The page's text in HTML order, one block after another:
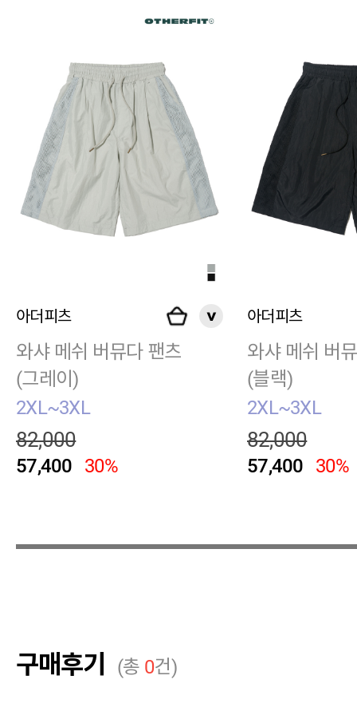
아더피츠
와샤 메쉬 버뮤다 팬츠
(그레이)
2XL~3XL
82,000
57,400 30%
아더피츠
와샤 메쉬 버
(블랙)
2XL~3XL
82,000
57,400 30%
구매후기 (총 0건)